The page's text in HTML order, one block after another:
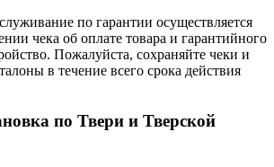
по гарантии осуществляется
чека об оплате товара и гарантийного
Пожалуйста, сохраняйте чеки и
в течение всего срока действия
по Твери и Тверской